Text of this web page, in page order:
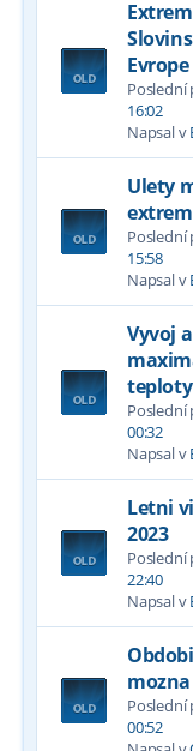
Poslední
16:02
Napsal v
Ulety
Poslední
15:58
Napsal v
Vyvoj
Poslední
00:32
Napsal v
Letni
2023
Poslední
22:40
Napsal v
Poslední
00:52